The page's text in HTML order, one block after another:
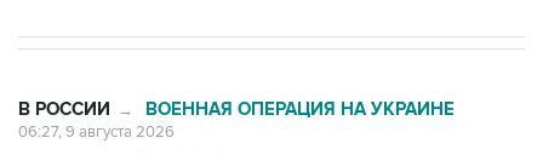
В РОССИИ → ВОЕННАЯ ОПЕРАЦИЯ НА УКРАИНЕ
06:27, 9 августа 2026